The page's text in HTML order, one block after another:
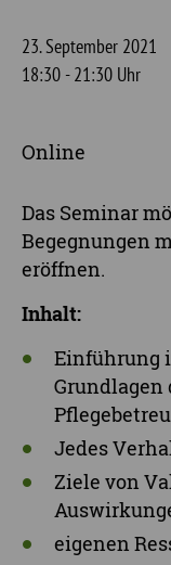
23. September 2021
18:30 - 21:30 Uhr
Online
Das Seminar
Begegnungen
eröffnen.
Inhalt:
Einführung
Jedes
Ziele von
eigenen